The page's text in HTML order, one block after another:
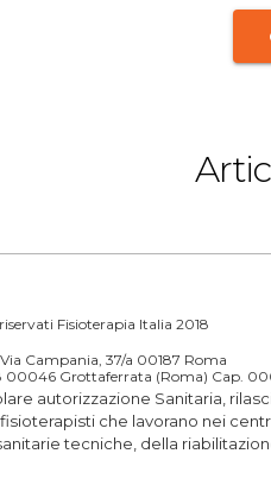
Fisioterapia Italia 2018
Campania, 37/a 00187 Roma
00046 Grottaferrata (Roma) Cap.
autorizzazione Sanitaria,
che lavorano nei
tecniche, della